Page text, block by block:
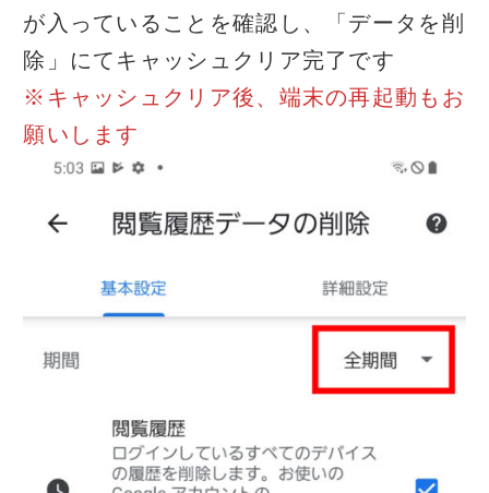
が入っていることを確認し、「データを削
除」にてキャッシュクリア完了です
※キャッシュクリア後、端末の再起動もお
願いします